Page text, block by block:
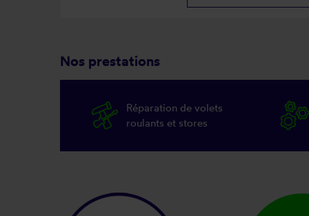
Nos prestations
Réparation de volets
roulants et stores